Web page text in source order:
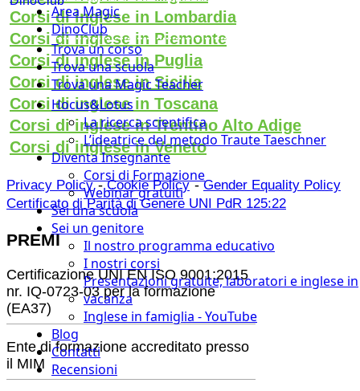
Area Magic
DinoClub
Trova un corso
Trova una scuola
Trova una Magic Teacher
Hocus&Lotus
La ricerca scientifica
L’ideatrice del metodo Traute Taeschner
Diventa Insegnante
Corsi di Formazione
Webinar gratuiti
Sei una scuola
Sei un genitore
Il nostro programma educativo
I nostri corsi
Presentazioni gratuite, laboratori e inglese in
vacanza
Inglese in famiglia - YouTube
Blog
Contatti
Recensioni
Corsi di inglese in Lombardia
Corsi di inglese in Piemonte
Corsi di inglese in Puglia
Corsi di inglese in Sicilia
Corsi di inglese in Toscana
Corsi di inglese in Trentino Alto Adige
Corsi di inglese in Veneto
Privacy Policy-Cookie Policy-Gender Equality Policy
Certificato di Parità di Genere UNI PdR 125:22
PREMI
Certificazione UNI EN ISO 9001:2015
nr. IQ-0723-03 per la formazione
(EA37)
Ente di formazione accreditato presso
il MIM